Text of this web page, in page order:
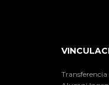
Transferencia